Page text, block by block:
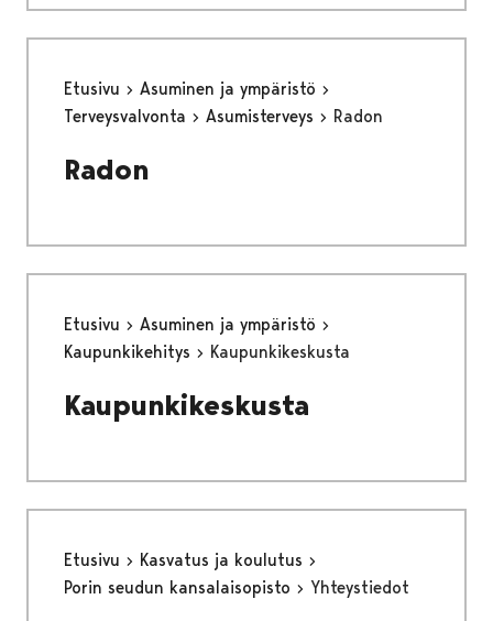
Etusivu
Asuminen ja ympäristö
Terveysvalvonta
Asumisterveys Radon
Radon
Etusivu
Asuminen ja ympäristö
Kaupunkikehitys
Kaupunkikeskusta
Kaupunkikeskusta
Etusivu
Kasvatus ja koulutus
Porin seudun kansalaisopisto
Yhteystiedot